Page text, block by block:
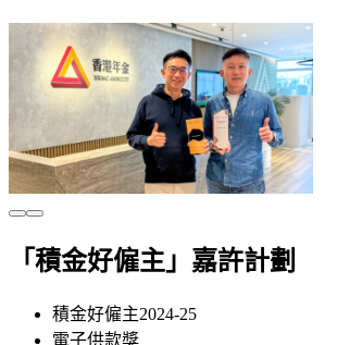
「積金好僱主」嘉許計劃
積金好僱主2024-25
電子供款獎